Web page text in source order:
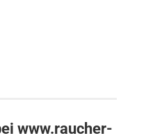
www.raucher-